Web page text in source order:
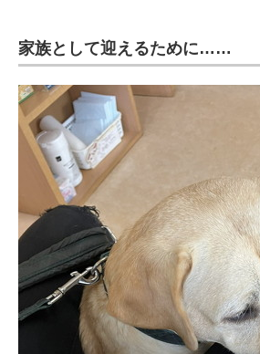
電子設計の基本と応用
建設×テクノロジーの最前線
ちょっと気になるネットの話題
家族として迎えるために……